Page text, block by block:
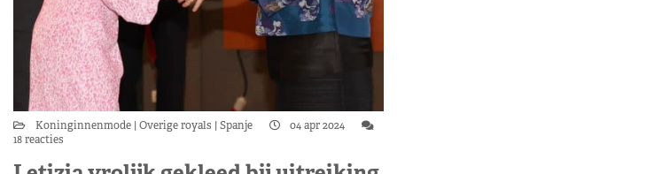
Koninginnenmode Overige royals Spanje
04 apr 2024
18 reacties